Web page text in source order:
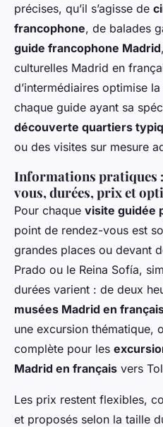
précises, qu’il s’agisse de
francophone, de balades
guide francophone Madrid
culturelles Madrid en
d’intermédiaires optimise
chaque guide ayant sa
découverte quartiers
ou des visites sur mesure
Informations pratiques
vous, durées, prix et
Pour chaque visite guidée
point de rendez-vous est
grandes places ou devant
Prado ou le Reina Sofía,
durées varient : de deux
musées Madrid en
une excursion thématique,
complète pour les
Madrid en français vers
Les prix restent flexibles,
et proposés selon la taille